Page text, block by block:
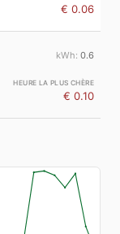
€ 0.06
0.6
€ 0.10